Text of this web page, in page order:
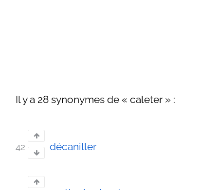
Il y a 28 synonymes de « caleter » :
42 décaniller